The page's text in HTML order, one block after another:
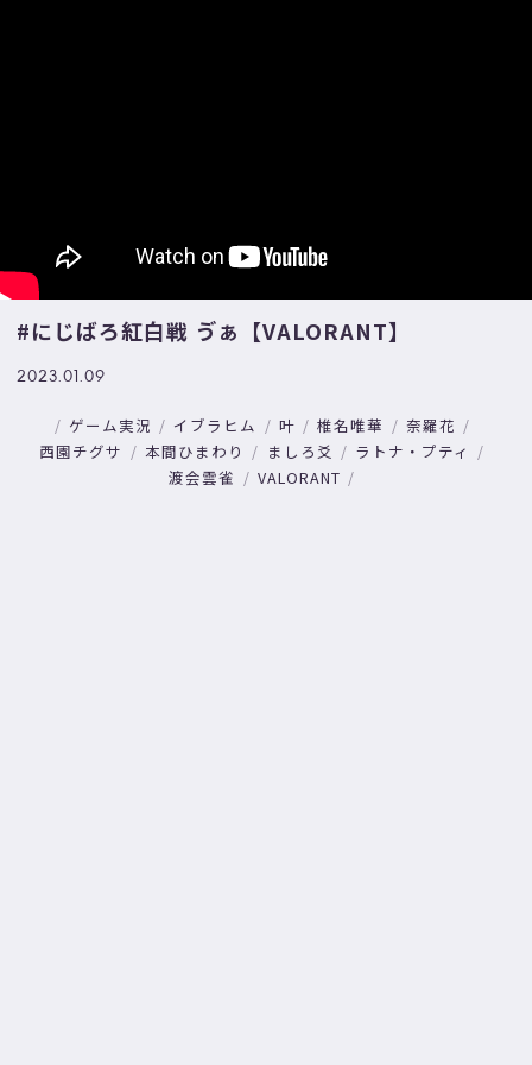
#にじばろ紅白戦 ゔぁ【VALORANT】
2023.01.09
ゲーム実況 イブラヒム 叶 椎名唯華
奈羅花
西園チグサ
本間ひまわり ましろ爻
ラトナ・プティ
渡会雲雀
VALORANT